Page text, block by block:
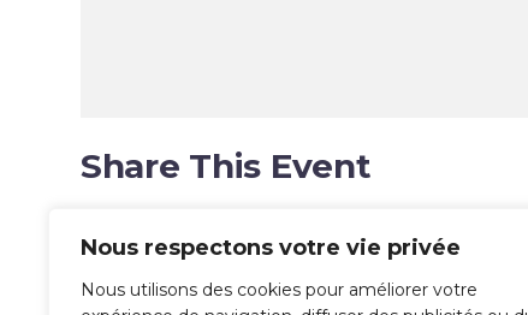
Nous respectons votre vie privée
Nous utilisons des cookies pour améliorer votre
Share This Event